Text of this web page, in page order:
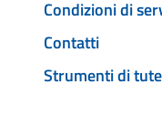
Condizioni di
Contatti
Strumenti di